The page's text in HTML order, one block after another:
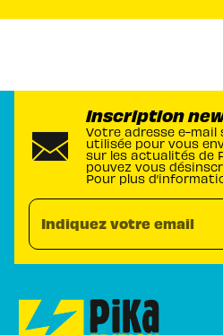
Inscription
Votre adresse e-mail
utilisée pour vous
sur les actualités de
pouvez vous
Pour plus
Indiquez votre email